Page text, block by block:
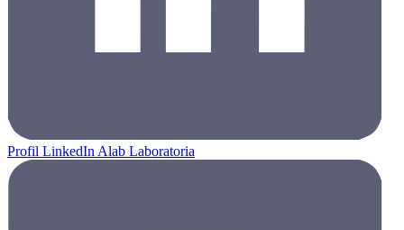
Profil LinkedIn Alab Laboratoria